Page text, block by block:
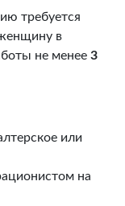
требуется
в
не менее 3
или
на